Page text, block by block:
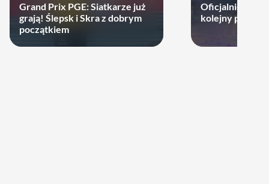
Grand Prix PGE: Siatkarze już
grają! Ślepsk i Skra z dobrym
początkiem
Oficjalnie!
kolejny